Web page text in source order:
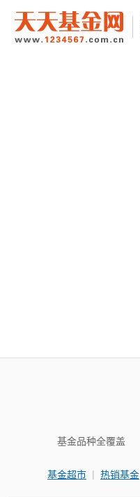
基金品种全覆盖
基金超市 | 热销基金